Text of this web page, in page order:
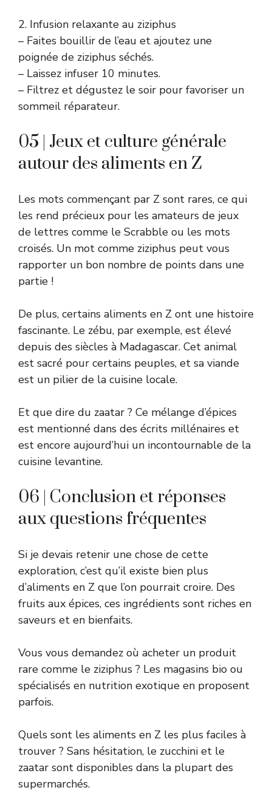
2. Infusion relaxante au ziziphus
– Faites bouillir de l’eau et ajoutez une
poignée de ziziphus séchés.
– Laissez infuser 10 minutes.
– Filtrez et dégustez le soir pour favoriser un
sommeil réparateur.
05 | Jeux et culture générale
autour des aliments en Z
Les mots commençant par Z sont rares, ce qui
les rend précieux pour les amateurs de jeux
de lettres comme le Scrabble ou les mots
croisés. Un mot comme ziziphus peut vous
rapporter un bon nombre de points dans une
partie !
De plus, certains aliments en Z ont une histoire
fascinante. Le zébu, par exemple, est élevé
depuis des siècles à Madagascar. Cet animal
est sacré pour certains peuples, et sa viande
est un pilier de la cuisine locale.
Et que dire du zaatar ? Ce mélange d’épices
est mentionné dans des écrits millénaires et
est encore aujourd’hui un incontournable de la
cuisine levantine.
06 | Conclusion et réponses
aux questions fréquentes
Si je devais retenir une chose de cette
exploration, c’est qu’il existe bien plus
d’aliments en Z que l’on pourrait croire. Des
fruits aux épices, ces ingrédients sont riches en
saveurs et en bienfaits.
Vous vous demandez où acheter un produit
rare comme le ziziphus ? Les magasins bio ou
spécialisés en nutrition exotique en proposent
parfois.
Quels sont les aliments en Z les plus faciles à
trouver ? Sans hésitation, le zucchini et le
zaatar sont disponibles dans la plupart des
supermarchés.